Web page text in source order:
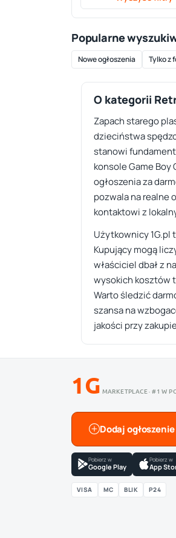
Popularne
Nowe ogłoszenia Tylko z
O kategorii
Zapach starego
dzieciństwa
stanowi fundament
konsole Game
ogłoszenia za
pozwala na realne
kontaktowi z
Użytkownicy 1G.pl
Kupujący mogą
właściciel dbał z
wysokich kosztów
Warto śledzić
szansa na
jakości przy
1G MARKETPLACE · #1 W
Dodaj ogłoszenie
Pobierz w
Google Play
Pobierz w
App
VISA MC BLIK P24